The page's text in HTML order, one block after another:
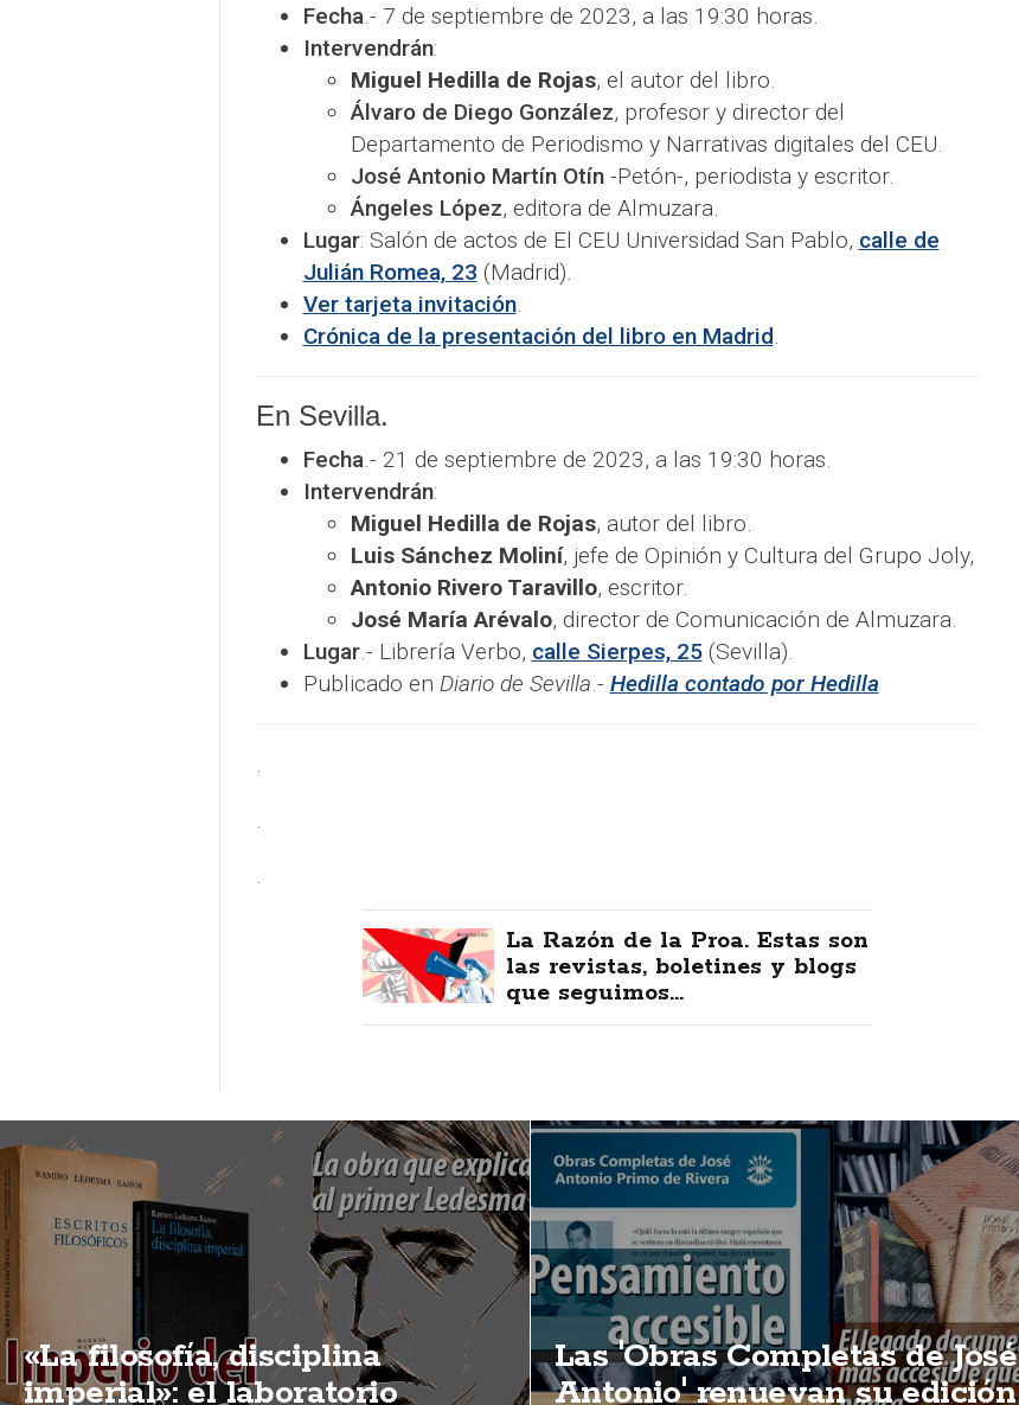
Fecha.- 7 de septiembre de 2023, a las 19:30 horas.
Intervendrán:
Miguel Hedilla de Rojas, el autor del libro.
Álvaro de Diego González, profesor y director del
Departamento de Periodismo y Narrativas digitales del CEU.
José Antonio Martín Otín-Petón-, periodista y escritor.
Ángeles López, editora de Almuzara.
Lugar: Salón de actos de El CEU Universidad San Pablo, calle de
Julián Romea, 23 (Madrid).
Ver tarjeta invitación.
Crónica de la presentación del libro en Madrid.
En Sevilla.
Fecha.- 21 de septiembre de 2023, a las 19:30 horas.
Intervendrán:
Miguel Hedilla de Rojas, autor del libro.
Luis Sánchez Moliní, jefe de Opinión y Cultura del Grupo Joly,
Antonio Rivero Taravillo, escritor.
José María Arévalo, director de Comunicación de Almuzara.
Lugar.- Librería Verbo, calle Sierpes, 25(Sevilla).
Publicado en Diario de Sevilla.- Hedilla contado por Hedilla
.
.
.
La Razón de la Proa. Estas son
las revistas, boletines y blogs
que seguimos...
«La filosofía, disciplina
imperial»: el laboratorio
Las 'Obras Completas de José
Antonio' renuevan su edición